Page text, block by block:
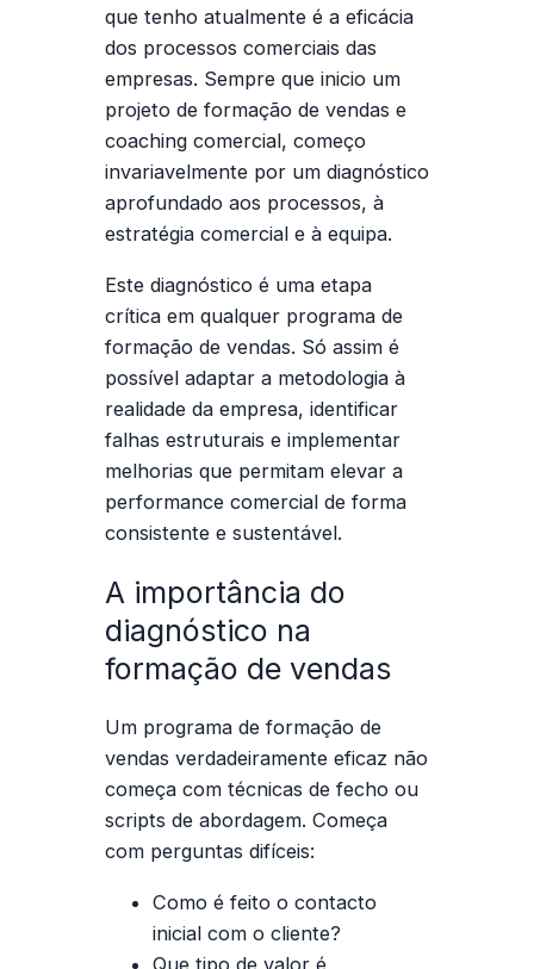
que tenho atualmente é a eficácia
dos processos comerciais das
empresas. Sempre que inicio um
projeto de formação de vendas e
coaching comercial, começo
invariavelmente por um diagnóstico
aprofundado aos processos, à
estratégia comercial e à equipa.
Este diagnóstico é uma etapa
crítica em qualquer programa de
formação de vendas. Só assim é
possível adaptar a metodologia à
realidade da empresa, identificar
falhas estruturais e implementar
melhorias que permitam elevar a
performance comercial de forma
consistente e sustentável.
A importância do
diagnóstico na
formação de vendas
Um programa de formação de
vendas verdadeiramente eficaz não
começa com técnicas de fecho ou
scripts de abordagem. Começa
com perguntas difíceis:
Como é feito o contacto
inicial com o cliente?
Que tipo de valor é